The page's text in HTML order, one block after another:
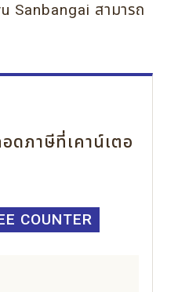
Sanbangai สามารถ
ดภาษีที่เคาน์เตอ
COUNTER